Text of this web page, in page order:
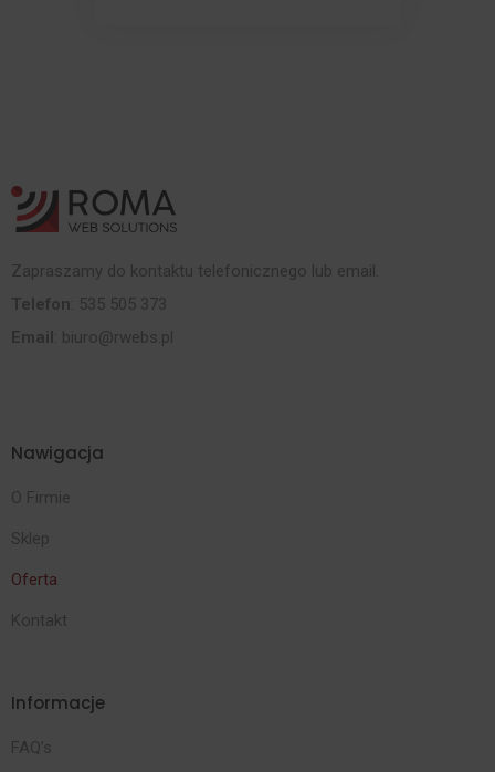
Zapraszamy do kontaktu telefonicznego lub email.
Telefon : 535 505 373
Email
biuro@rwebs.pl
Nawigacja
O Firmie
Sklep
Oferta
Kontakt
Informacje
FAQ’s